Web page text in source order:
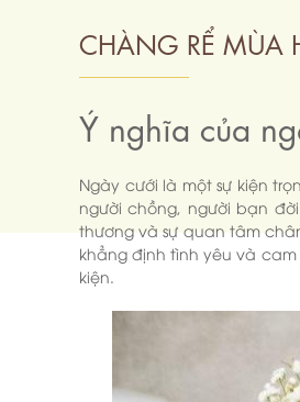
CHÀNG RỂ MÙA
Ý nghĩa của
Ngày cưới là một sự kiện
người chồng, người bạn
thương và sự quan tâm
khẳng định tình yêu và
kiện.